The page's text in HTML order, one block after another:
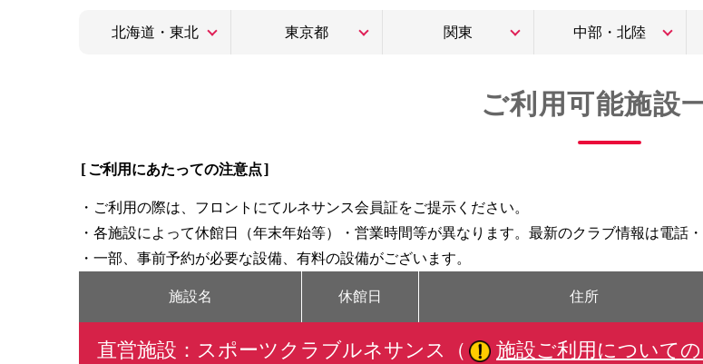
北海道・東北 東京都 関東 中部・北陸
ご利用可能施設
[ご利用にあたっての注意点]
・ご利用の際は、フロントにてルネサンス会員証をご提示ください。
・各施設によって休館日（年末年始等）・営業時間等が異なります。最新のクラブ情報は電話
・一部、事前予約が必要な設備、有料の設備がございます。
施設名 休館日 住所
直営施設：スポーツクラブルネサンス（ 施設ご利用について